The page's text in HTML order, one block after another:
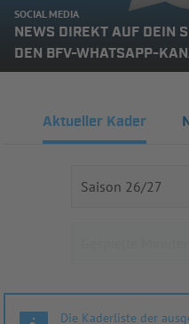
SOCIAL MEDIA
NEWS DIREKT AUF DEIN
DEN BFV-WHATSAPP-
Aktueller Kader
Die Kaderliste der